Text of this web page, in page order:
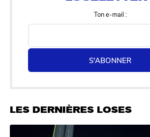
Ton e-mail :
S'ABONNER
LES DERNIÈRES LOSES